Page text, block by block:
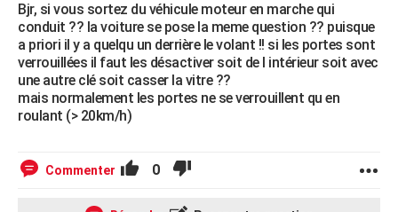
Bjr, si vous sortez du véhicule moteur en marche qui
conduit ?? la voiture se pose la meme question ?? puisque
a priori il y a quelqu un derrière le volant !! si les portes sont
verrouillées il faut les désactiver soit de l intérieur soit avec
une autre clé soit casser la vitre ??
mais normalement les portes ne se verrouillent qu en
roulant (> 20km/h)
Commenter 0